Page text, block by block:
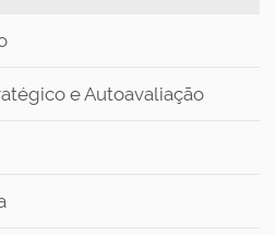
e Autoavaliação